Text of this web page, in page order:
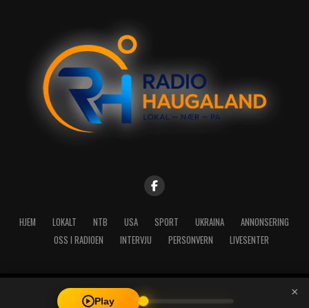
HJEM LOKALT NTB USA SPORT UKRAINA
ANNONSERING
OSS I RADIOEN
INTERVJU PERSONVERN LIVESENTER
Copyright © 2026 A-Media AS | Radio Haugaland - Haraldsgata 114,
5527 Haugesund - Mail: post@radioh.no - Telefon: 52717273
Play
×